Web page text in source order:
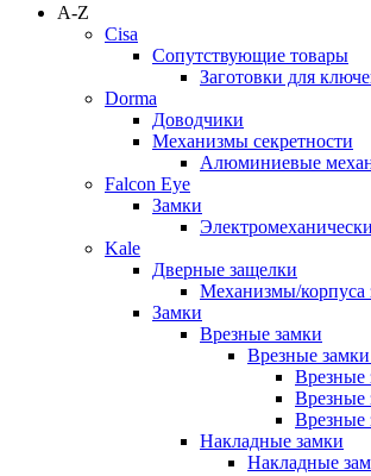
A-Z
Cisa
Сопутствующие товары
Заготовки для
Dorma
Доводчики
Механизмы секретности
Алюминиевые
Falcon Eye
Замки
Kale
Дверные защелки
Механизмы/корпуса
Замки
Врезные замки
Врезные замки
Врезные
Врезные
Врезные
Накладные замки
Накладные